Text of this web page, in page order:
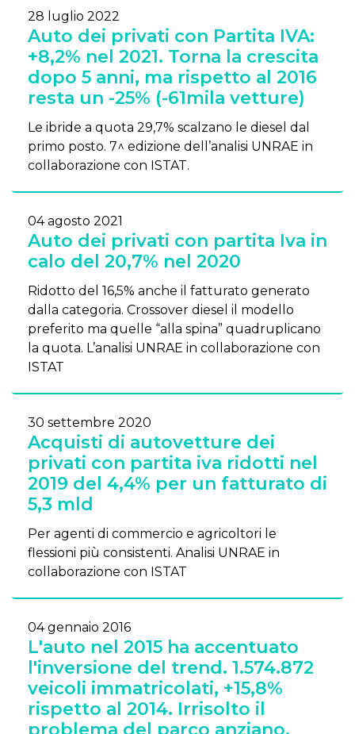
28 luglio 2022
Auto dei privati con Partita IVA:
+8,2% nel 2021. Torna la crescita
dopo 5 anni, ma rispetto al 2016
resta un -25% (-61mila vetture)
Le ibride a quota 29,7% scalzano le diesel dal
primo posto. 7^ edizione dell’analisi UNRAE in
collaborazione con ISTAT.
04 agosto 2021
Auto dei privati con partita Iva in
calo del 20,7% nel 2020
Ridotto del 16,5% anche il fatturato generato
dalla categoria. Crossover diesel il modello
preferito ma quelle “alla spina” quadruplicano
la quota. L’analisi UNRAE in collaborazione con
ISTAT
30 settembre 2020
Acquisti di autovetture dei
privati con partita iva ridotti nel
2019 del 4,4% per un fatturato di
5,3 mld
Per agenti di commercio e agricoltori le
flessioni più consistenti. Analisi UNRAE in
collaborazione con ISTAT
04 gennaio 2016
L'auto nel 2015 ha accentuato
l'inversione del trend. 1.574.872
veicoli immatricolati, +15,8%
rispetto al 2014. Irrisolto il
problema del parco anziano.